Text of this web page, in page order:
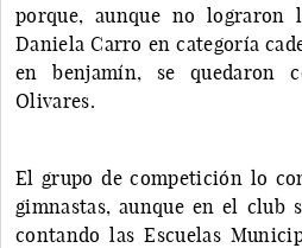
porque, aunque no lograron
Daniela Carro en categoría
en benjamín, se quedaron
Olivares.
El grupo de competición lo
gimnastas, aunque en el club
contando las Escuelas